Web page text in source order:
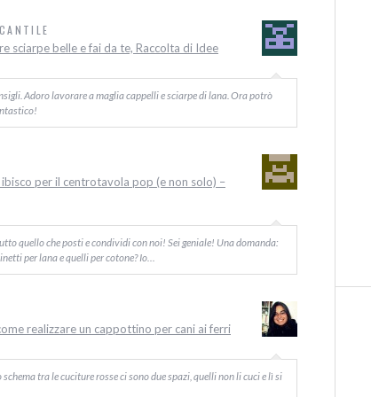
sciarpe belle e fai da te, Raccolta di Idee
Adoro lavorare a maglia cappelli e sciarpe di lana. Ora potrò
per il centrotavola pop (e non solo) –
quello che posti e condividi con noi! Sei geniale! Una domanda:
per lana e quelli per cotone? Io…
realizzare un cappottino per cani ai ferri
tra le cuciture rosse ci sono due spazi, quelli non li cuci e lì si